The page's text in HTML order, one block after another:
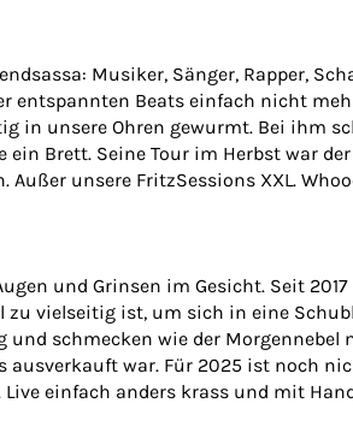
Musiker, Sänger, Rapper,
entspannten Beats einfach nicht
in unsere Ohren gewurmt. Bei ihm
ein Brett. Seine Tour im Herbst war
unsere FritzSessions XXL.
und Grinsen im Gesicht. Seit
zu vielseitig ist, um sich in eine
und schmecken wie der
ausverkauft war. Für 2025 ist noch
Live einfach anders krass und mit